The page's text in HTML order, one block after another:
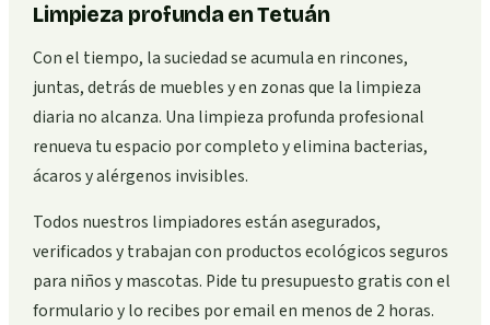
Limpieza profunda en Tetuán
Con el tiempo, la suciedad se acumula en rincones,
juntas, detrás de muebles y en zonas que la limpieza
diaria no alcanza. Una limpieza profunda profesional
renueva tu espacio por completo y elimina bacterias,
ácaros y alérgenos invisibles.
Todos nuestros limpiadores están asegurados,
verificados y trabajan con productos ecológicos seguros
para niños y mascotas. Pide tu presupuesto gratis con el
formulario y lo recibes por email en menos de 2 horas.